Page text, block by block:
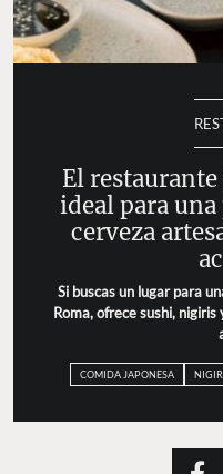
El restaurante
ideal para
cerveza
Si buscas un lugar para
Roma, ofrece sushi,
COMIDA JAPONESA